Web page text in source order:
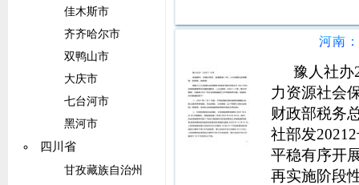
佳木斯市
齐齐哈尔市
双鸭山市
大庆市
七台河市
黑河市
四川省
甘孜藏族自治州
河南
豫人社办
力资源社会
财政部税务
社部发
平稳有序开
再实施阶段